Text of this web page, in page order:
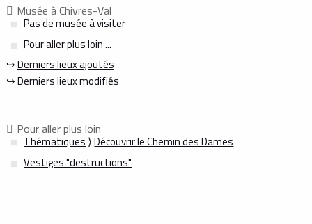
Musée à Chivres-Val
Pas de musée à visiter
Pour aller plus loin ...
↪Derniers lieux ajoutés
↪Derniers lieux modifiés
Pour aller plus loin
Thématiques ⟩Découvrir le Chemin des Dames
Vestiges "destructions"